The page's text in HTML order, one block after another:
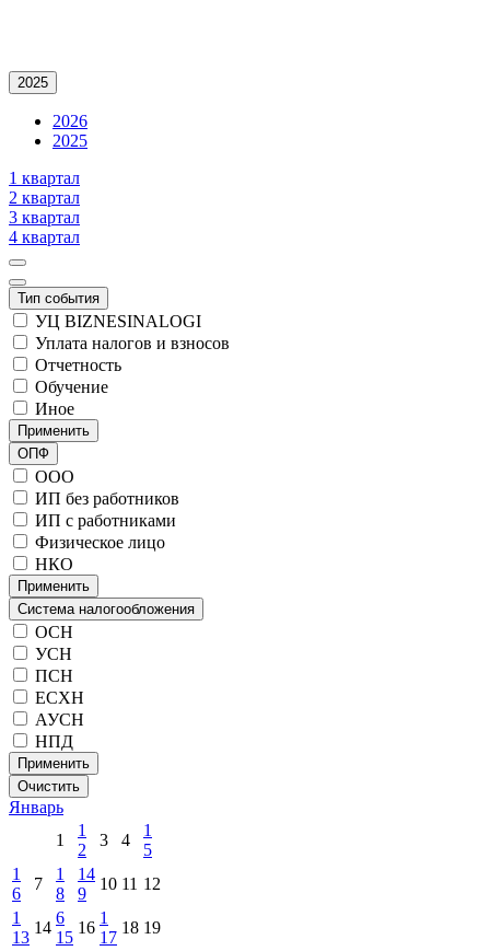
2025
2026
2025
1 квартал
2 квартал
3 квартал
4 квартал
Тип события
УЦ BIZNESINALOGI
Уплата налогов и взносов
Отчетность
Обучение
Иное
Применить
ОПФ
ООО
ИП без работников
ИП с работниками
Физическое лицо
НКО
Применить
Система налогообложения
ОСН
УСН
ПСН
ЕСХН
АУСН
НПД
Применить
Очистить
Январь
1
1
2
3 4
1
5
1
6
7
1
8
14
9
10 11 12
1
13
14
6
15
16
1
17
18 19